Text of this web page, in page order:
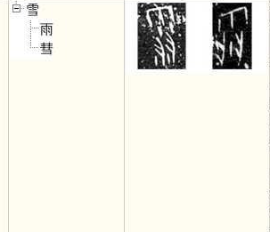
雪
雨
彗